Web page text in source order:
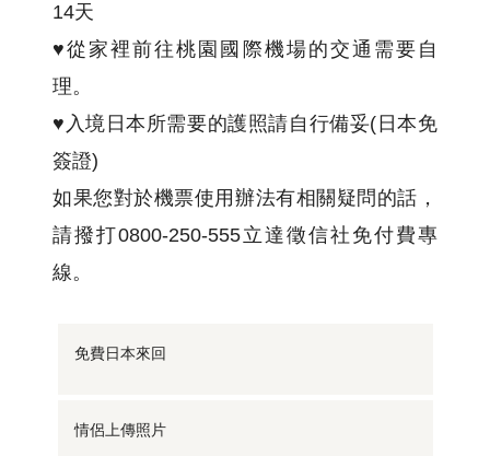
14天
♥從家裡前往桃園國際機場的交通需要自
理。
♥入境日本所需要的護照請自行備妥(日本免
簽證)
如果您對於機票使用辦法有相關疑問的話，
請撥打0800-250-555立達徵信社免付費專
線。
免費日本來回
情侶上傳照片